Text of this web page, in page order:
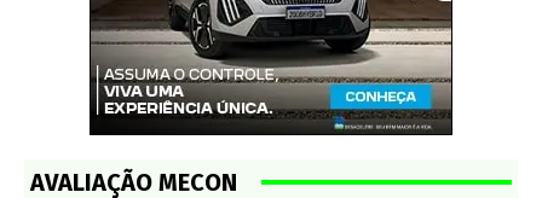
AVALIAÇÃO MECON